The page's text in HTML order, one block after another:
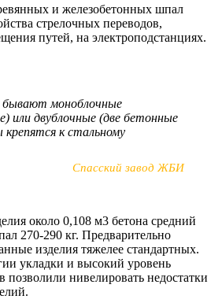
и железобетонных шпал
стрелочных переводов,
путей, на электроподстанциях.
моноблочные
или двублочные (две бетонные
крепятся к стальному
Спасский завод ЖБИ
около 0,108 м3 бетона средний
270-290 кг. Предварительно
изделия тяжелее стандартных.
укладки и высокий уровень
позволили нивелировать недостатки